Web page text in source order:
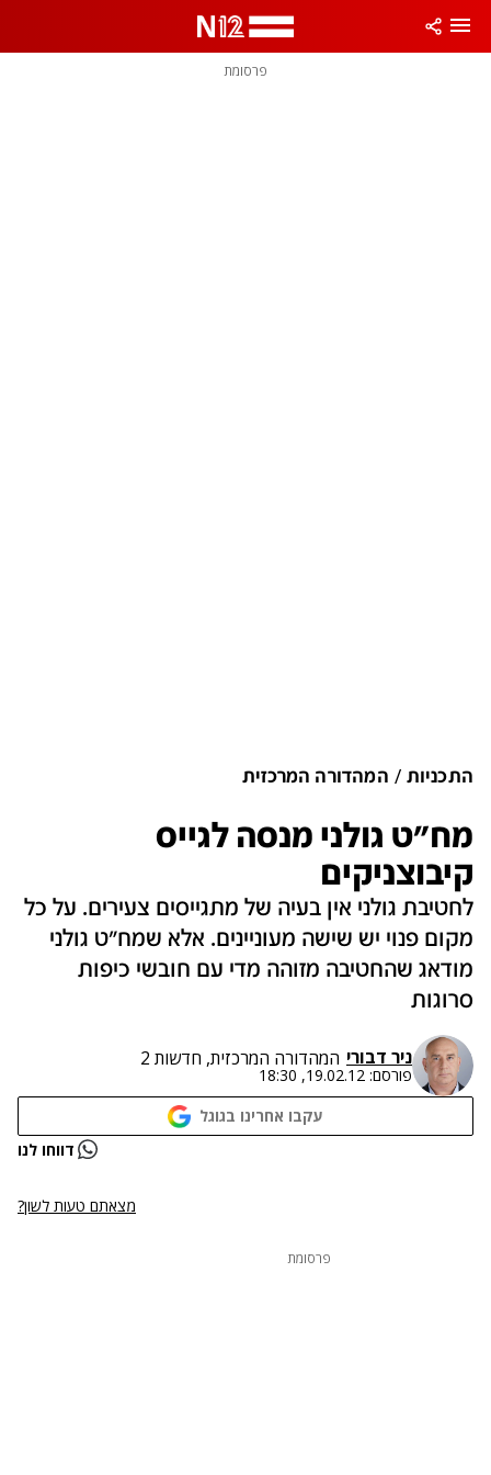
פרסומת
התכניות המהדורה המרכזית
מח"ט גולני מנסה לגייס
קיבוצניקים
לחטיבת גולני אין בעיה של מתגייסים צעירים. על כל
מקום פנוי יש שישה מעוניינים. אלא שמח"ט גולני
מודאג שהחטיבה מזוהה מדי עם חובשי כיפות
סרוגות
ניר דבורי המהדורה המרכזית, חדשות 2
פורסם: 19.02.12, 18:30
עקבו אחרינו בגוגל
דווחו לנו
מצאתם טעות לשון?
פרסומת